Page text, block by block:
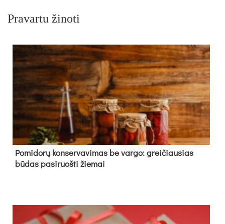
Pravartu žinoti
Pomidorų konservavimas be vargo: greičiausias
būdas pasiruošti žiemai